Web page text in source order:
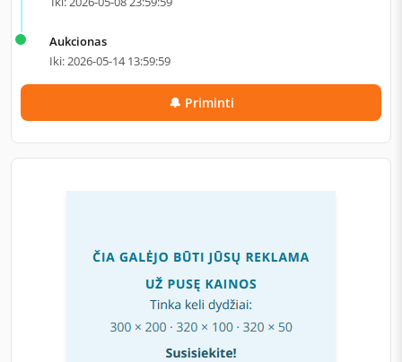
Aukcionas
Iki: 2026-05-14 13:59:59
🔔 Priminti